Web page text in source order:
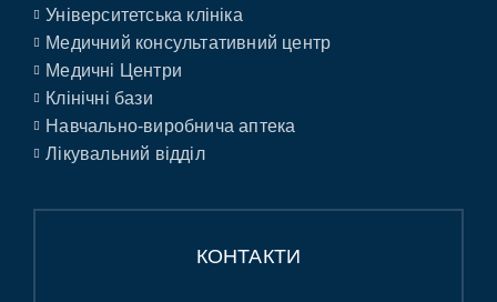
Університетська клініка
Медичний консультативний центр
Медичні Центри
Клінічні бази
Навчально-виробнича аптека
Лікувальний відділ
КОНТАКТИ